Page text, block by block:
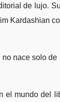
de lujo.
Kardashian
nace solo
mundo del